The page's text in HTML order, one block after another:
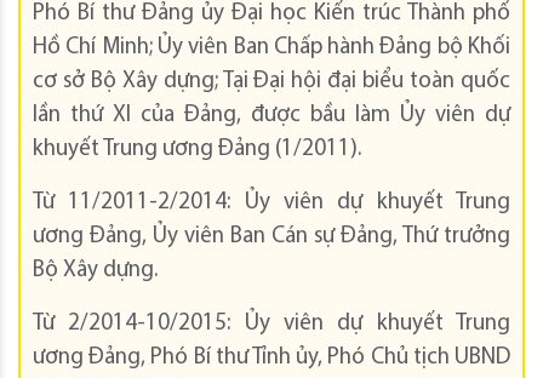
Phó Bí thư Đảng ủy Đại học Kiến trúc Thành phố
Hồ Chí Minh; Ủy viên Ban Chấp hành Đảng bộ Khối
cơ sở Bộ Xây dựng; Tại Đại hội đại biểu toàn quốc
lần thứ XI của Đảng, được bầu làm Ủy viên dự
khuyết Trung ương Đảng (1/2011).
Từ 11/2011-2/2014: Ủy viên dự khuyết Trung
ương Đảng, Ủy viên Ban Cán sự Đảng, Thứ trưởng
Bộ Xây dựng.
Từ 2/2014-10/2015: Ủy viên dự khuyết Trung
ương Đảng, Phó Bí thư Tỉnh ủy, Phó Chủ tịch UBND